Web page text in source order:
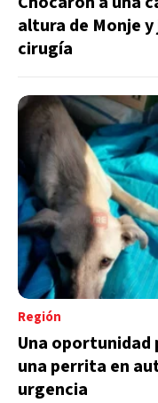
altura de Monje
cirugía
Región
Una oportunidad
una perrita en
urgencia